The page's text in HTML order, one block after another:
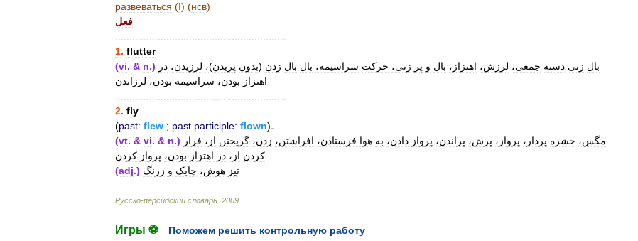
развеваться (I) (нсв)
فعل
1. flutter
(vi. & n.) بال زنی دسته جمعی، لرزش، اهتزاز، بال و پر زنی، حرکت سراسیمه، بال بال زدن (بدون پریدن)، لرزیدن، در
اهتزاز بودن، سراسیمه بودن، لرزاندن
2. fly
(past: flew ; past participle: flown)ـ
(vt. & vi. & n.) مگس، حشره پردار، پرواز، پرش، پراندن، پرواز دادن، به هوا فرستادن، افراشتن، زدن، گریختن از، فرار
کردن از، در اهتزاز بودن، پرواز کردن
(adj.) تیز هوش، چابک و زرنگ
Русско-персидский словарь 2009
Игры ⚽
Поможем решить контрольную работу